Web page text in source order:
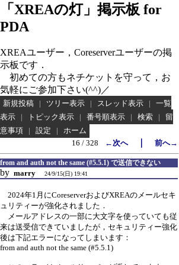
「XREAの灯」掲示板 for
PDA
XREAユーザー，Coreserverユーザーの掲
示板です．
初めての方もネチケットを守って，お
気軽にご参加下さい(^^)／
新規投稿 | ツリー表示 | スレッド表示 |
一覧
表示
| トピック表示 | 番号順表示 | 検索 |
留
意事項
| 設定 |
ホーム
16 / 328
←次へ｜ 前へ→
from and auth not the same (#5.5.1) で送信できない
by marry 24/9/15(日) 19:41
2024年1月にCoreserverおよびXREAのメールセキ
ュリティーが強化されました．
メールアドレスの一部に大文字を使っていても従
来は送受信できていましたが，セキュリティー強化
後は下記エラーになってしまいます：
from and auth not the same (#5.5.1)